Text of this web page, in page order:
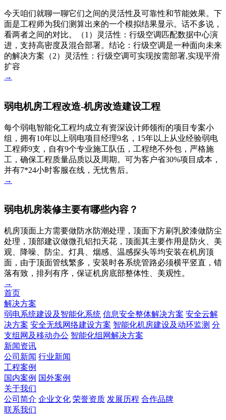
今天咱们就聊一聊它们之间的灵活性及可靠性和节能效果。下
面是工程师为我们测算出来的一个模拟结果显示。话不多说，
看两者之间的对比。（1）灵活性：行级空调匹配数据中心演
进，支持高密度及混合部署。结论：行级空调是一种面向未来
的解决方案（2）灵活性：行级空调可实现按需部署,实现平滑
扩容
→
弱电机房工程改造-机房改造建设工程
每个弱电智能化工程均成立有资深设计师领衔的项目专案小
组，拥有10年以上弱电项目经理9名，15年以上从业经验弱电
工程师9支，自有9个专业施工队伍，工程绝不外包，严格施
工，确保工程质量品质以及周期。可为客户省30%项目成本，
并有7*24小时客服在线，无忧售后。
→
弱电机房装修主要有哪些内容？
机房顶面上方需要做防水防潮处理，顶面下方刷乳胶漆做防尘
处理，顶部建议做微孔铝扣天花，顶面其主要作用是防火、美
观、降噪、防尘。灯具、烟感、温感探头等均安装在机房顶
面，由于顶面管线繁多，安装时各系统管路必须横平竖直，错
落有致，排列有序，保证机房底部整体性、美观性。
→
首页
解决方案
弱电系统建设及智能化系统 信息安全整体解决方案 安全云解
决方案 安全无线网络建设方案 智能化机房建设及动环监测 分
支组网及移动办公 智能化组网解决方案
新闻资讯
公司新闻 行业新闻
工程案例
国内案例 国外案例
关于我们
公司简介 企业文化 荣誉资质 发展历程 合作品牌
联系我们